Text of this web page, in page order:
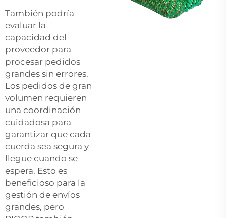
También podría
evaluar la
capacidad del
proveedor para
procesar pedidos
grandes sin errores.
Los pedidos de gran
volumen requieren
una coordinación
cuidadosa para
garantizar que cada
cuerda sea segura y
llegue cuando se
espera. Esto es
beneficioso para la
gestión de envíos
grandes, pero